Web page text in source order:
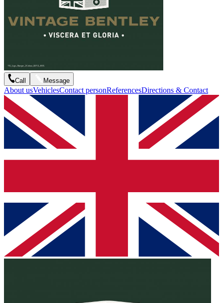
Call Message
About usVehiclesContact personReferencesDirections & Contact